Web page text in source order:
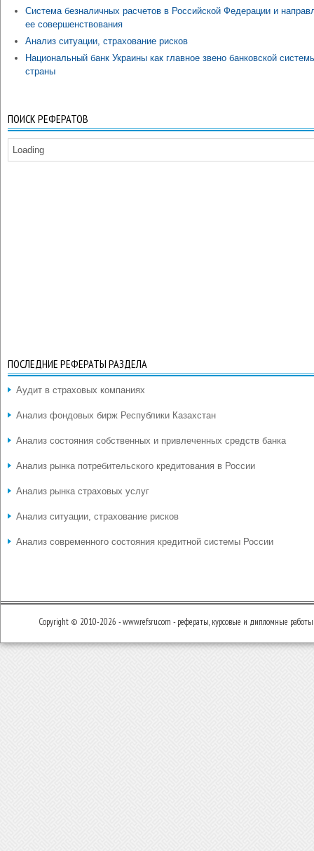
Система безналичных расчетов в Российской Федерации и
ее совершенствования
Анализ ситуации, страхование рисков
Национальный банк Украины как главное звено банковской
страны
ПОИСК РЕФЕРАТОВ
Loading
ПОСЛЕДНИЕ РЕФЕРАТЫ РАЗДЕЛА
Аудит в страховых компаниях
Анализ фондовых бирж Республики Казахстан
Анализ состояния собственных и привлеченных средств банка
Анализ рынка потребительского кредитования в России
Анализ рынка страховых услуг
Анализ ситуации, страхование рисков
Анализ современного состояния кредитной системы России
Copyright © 2010-2026 - www.refsru.com - рефераты, курсовые и дипломные работы